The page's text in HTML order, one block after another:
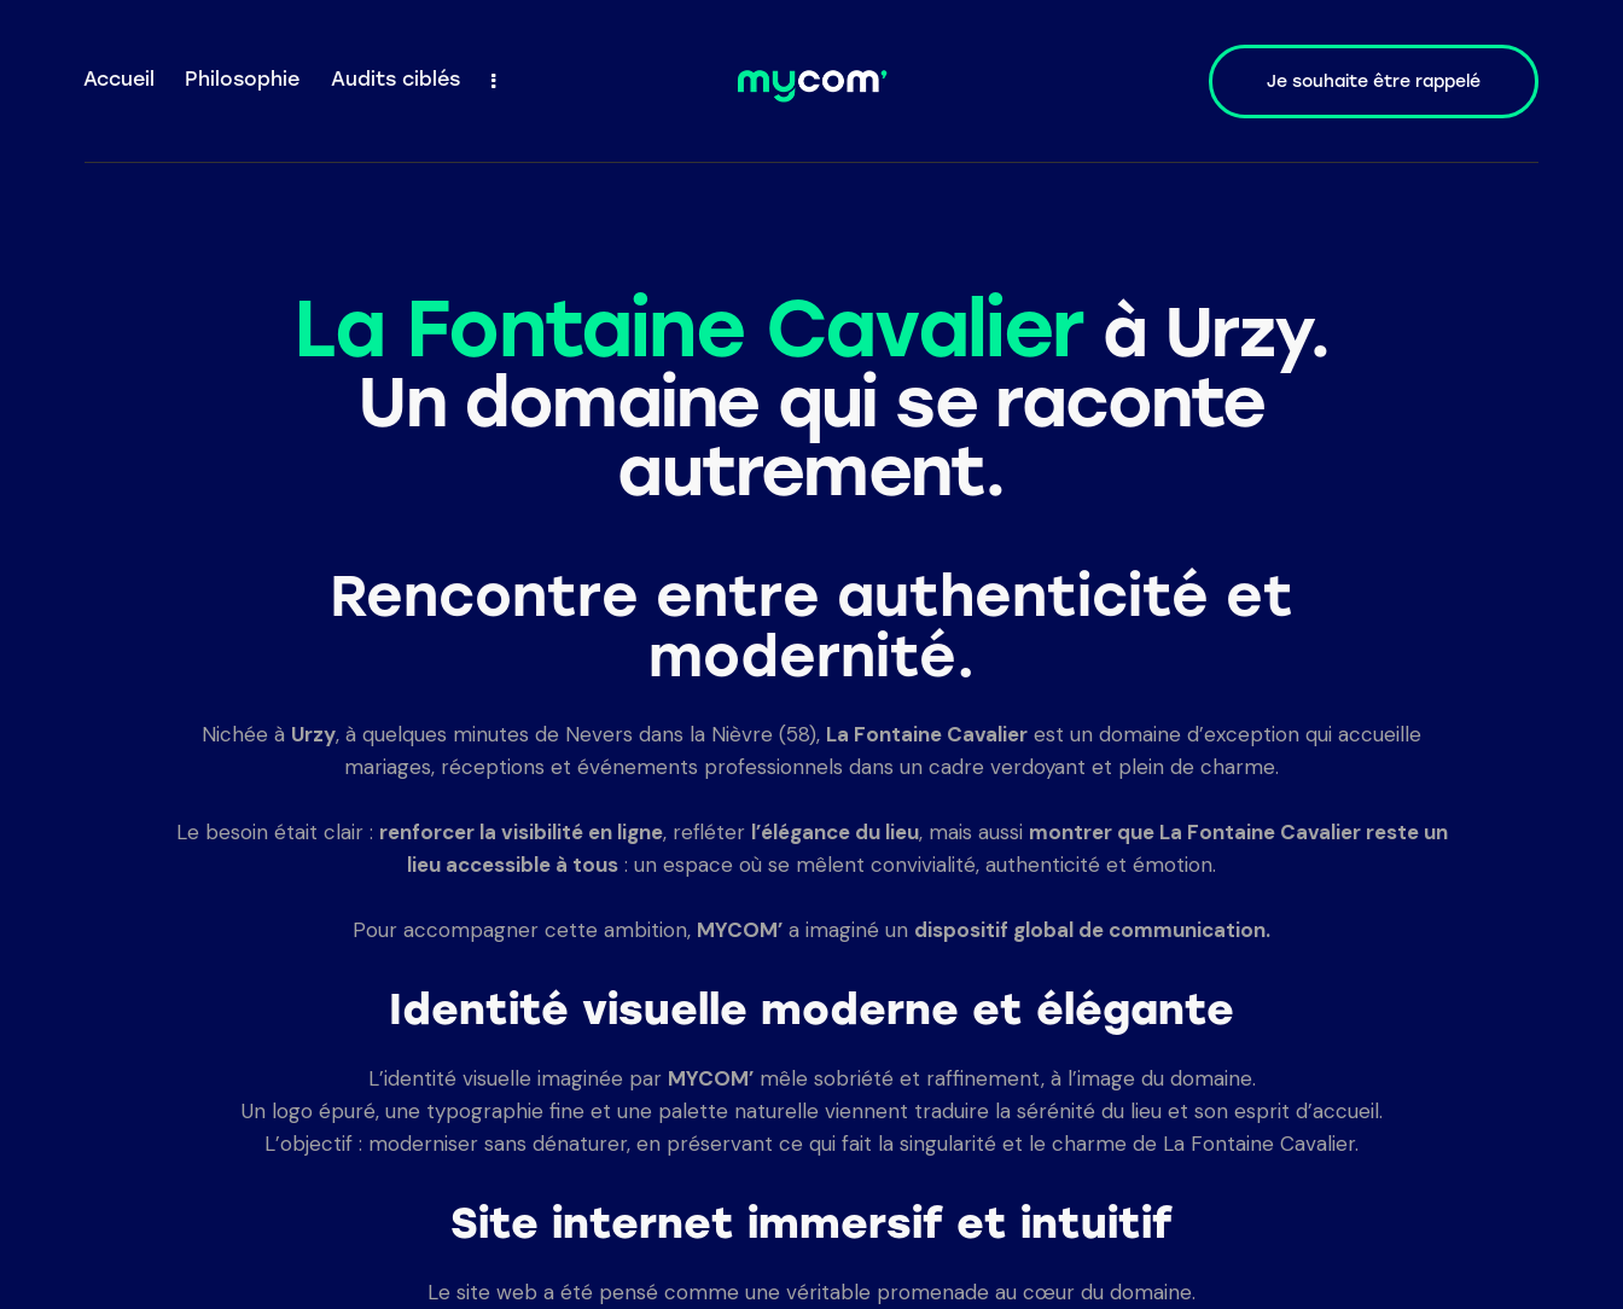
Accueil Philosophie Audits ciblés Je souhaite être rappelé
La Fontaine Cavalierà Urzy.
Un domaine qui se raconte
autrement.
Rencontre entre authenticité et
modernité.
Nichée à Urzy, à quelques minutes de Nevers dans la Nièvre (58), La Fontaine Cavalier est un domaine d’exception qui accueille
mariages, réceptions et événements professionnels dans un cadre verdoyant et plein de charme.
Le besoin était clair : renforcer la visibilité en ligne, refléter l’élégance du lieu, mais aussi montrer que La Fontaine Cavalier reste un
lieu accessible à tous : un espace où se mêlent convivialité, authenticité et émotion.
Pour accompagner cette ambition, MYCOM’ a imaginé un dispositif global de communication.
Identité visuelle moderne et élégante
L’identité visuelle imaginée par MYCOM’mêle sobriété et raffinement, à l’image du domaine.
Un logo épuré, une typographie fine et une palette naturelle viennent traduire la sérénité du lieu et son esprit d’accueil.
L’objectif : moderniser sans dénaturer, en préservant ce qui fait la singularité et le charme de La Fontaine Cavalier.
Site internet immersif et intuitif
Le site web a été pensé comme une véritable promenade au cœur du domaine.